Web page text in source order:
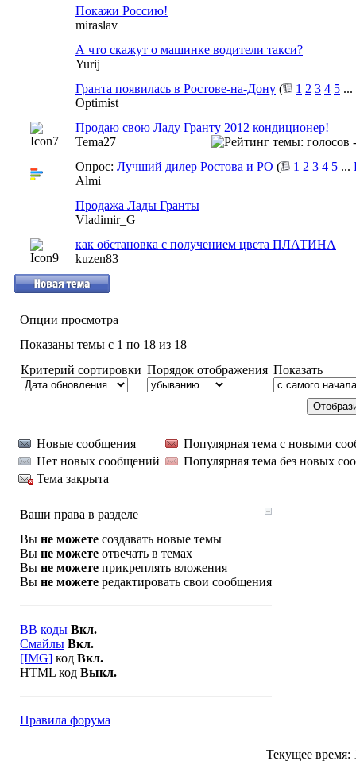
Покажи Россию!
miraslav
А что скажут о машинке водители такси?
Yurij
Гранта появилась в Ростове-на-Дону ( 1 2 3 4 5 ...
Optimist
Продаю свою Ладу Гранту 2012 кондиционер!
Tema27
Опрос: Лучший дилер Ростова и РО ( 1 2 3 4 5 ...
Almi
Продажа Лады Гранты
Vladimir_G
как обстановка с получением цвета ПЛАТИНА
kuzen83
Опции просмотра
Показаны темы с 1 по 18 из 18
Критерий сортировки Порядок отображения Показать
Новые сообщения
Популярная тема с новыми
Нет новых сообщений
Популярная тема без новых
Тема закрыта
Ваши права в разделе
Вы не можете создавать новые темы
Вы не можете отвечать в темах
Вы не можете прикреплять вложения
Вы не можете редактировать свои сообщения
BB коды Вкл.
Смайлы Вкл.
[IMG] код Вкл.
HTML код Выкл.
Правила форума
Текущее время: